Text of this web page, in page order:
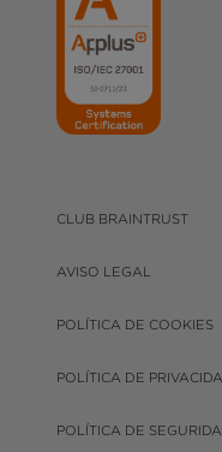
CLUB BRAINTRUST
AVISO LEGAL
POLÍTICA DE COOKIES
POLÍTICA DE
POLÍTICA DE